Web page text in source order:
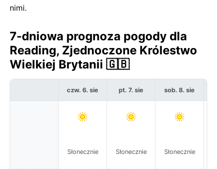
nimi.
7-dniowa prognoza pogody dla
Reading, Zjednoczone Królestwo
Wielkiej Brytanii 🇬🇧
czw. 6. sie
Słonecznie
pt. 7. sie
Słonecznie
sob. 8. sie
Słonecznie